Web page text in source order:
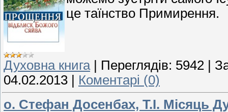
це таїнство Примирення.
Духовна книга| Переглядів: 5942 |
04.02.2013 | Коментарі (0)
o. Стефан Досенбах, Т.І. Місяць